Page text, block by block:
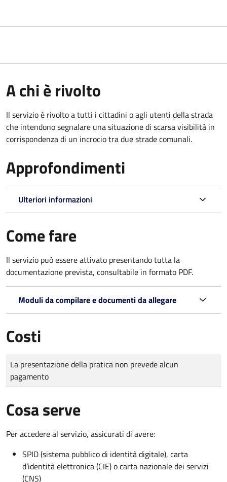
A chi è rivolto
Il servizio è rivolto a tutti i cittadini o agli utenti della strada
che intendono segnalare una situazione di scarsa visibilità in
corrispondenza di un incrocio tra due strade comunali.
Approfondimenti
Ulteriori informazioni
Come fare
Il servizio può essere attivato presentando tutta la
documentazione prevista, consultabile in formato PDF.
Moduli da compilare e documenti da allegare
Costi
Tipo di pagamento
Importo
La presentazione della pratica non prevede alcun
pagamento
Cosa serve
Per accedere al servizio, assicurati di avere:
SPID (sistema pubblico di identità digitale), carta
d’identità elettronica (CIE) o carta nazionale dei servizi
(CNS)